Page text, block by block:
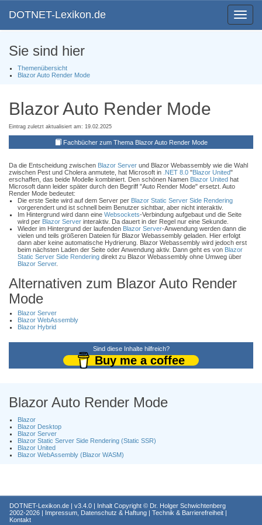
Toggle
DOTNET-Lexikon.de
Sie sind hier
Themenübersicht
Blazor Auto Render Mode
Blazor Auto Render Mode
Eintrag zuletzt aktualisiert am: 19.02.2025
Fachbücher zum Thema Blazor Auto Render Mode
Da die Entscheidung zwischen Blazor Server und Blazor Webassembly wie die Wahl
zwischen Pest und Cholera anmutete, hat Microsoft in .NET 8.0 "Blazor United"
erschaffen, das beide Modelle kombiniert. Den schönen Namen Blazor United hat
Microsoft dann leider später durch den Begriff "Auto Render Mode" ersetzt. Auto
Render Mode bedeutet:
Die erste Seite wird auf dem Server per Blazor Static Server Side Rendering
vorgerendert und ist schnell beim Benutzer sichtbar, aber nicht interaktiv.
Im Hintergrund wird dann eine Websockets-Verbindung aufgebaut und die Seite
wird per Blazor Server interaktiv. Da dauert in der Regel nur eine Sekunde.
Wieder im Hintergrund der laufenden Blazor Server-Anwendung werden dann die
vielen und teils größeren Dateien für Blazor Webassembly geladen. Hier erfolgt
dann aber keine automatische Hydrierung. Blazor Webassembly wird jedoch erst
beim nächsten Laden der Seite oder Anwendung aktiv. Dann geht es von Blazor
Static Server Side Rendering direkt zu Blazor Webassembly ohne Umweg über
Blazor Server.
Alternativen zum Blazor Auto Render
Mode
Blazor Server
Blazor WebAssembly
Blazor Hybrid
Sind diese Inhalte hilfreich?
Buy me a coffee
Blazor Auto Render Mode
Blazor
Blazor Desktop
Blazor Server
Blazor Static Server Side Rendering (Static SSR)
Blazor United
Blazor WebAssembly (Blazor WASM)
DOTNET-Lexikon.de | v3.4.0 | Inhalt Copyright © Dr. Holger Schwichtenberg
2002-2026 | Impressum, Datenschutz & Haftung | Technik & Barrierefreiheit |
Kontakt